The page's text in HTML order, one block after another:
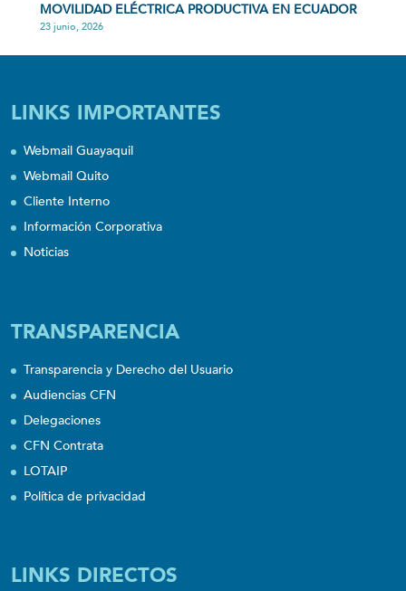
MOVILIDAD ELÉCTRICA PRODUCTIVA EN ECUADOR
23 junio, 2026
LINKS IMPORTANTES
Webmail Guayaquil
Webmail Quito
Cliente Interno
Información Corporativa
Noticias
TRANSPARENCIA
Transparencia y Derecho del Usuario
Audiencias CFN
Delegaciones
CFN Contrata
LOTAIP
Política de privacidad
LINKS DIRECTOS